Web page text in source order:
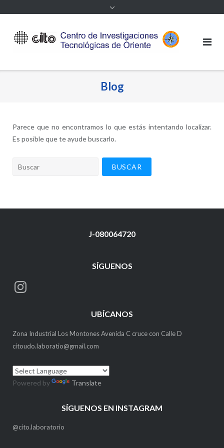
Blog
Parece que no encontramos lo que estás intentando localizar.
Es posible que te ayude buscarlo.
Buscar:
J-080064720
SÍGUENOS
Instagram
UBÍCANOS
Zona Industrial Los Montones Avenida C cruce con Calle D
citoudo.laboratio@gmail.com
Powered by Translate
SÍGUENOS EN INSTAGRAM
@cito.laboratorio